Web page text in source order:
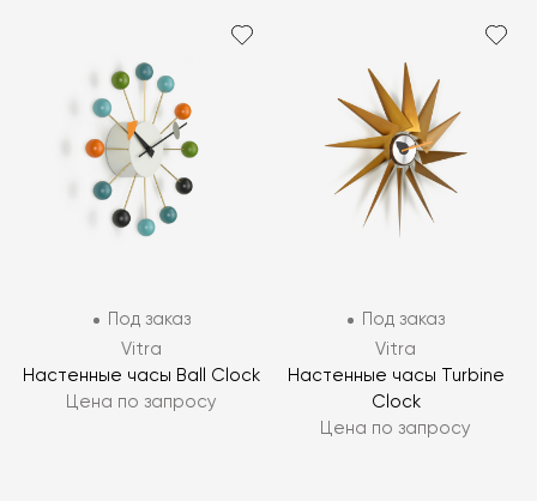
Под заказ
Vitra
Настенные часы Ball Clock
Цена по запросу
Под заказ
Vitra
Настенные часы Turbine
Clock
Цена по запросу